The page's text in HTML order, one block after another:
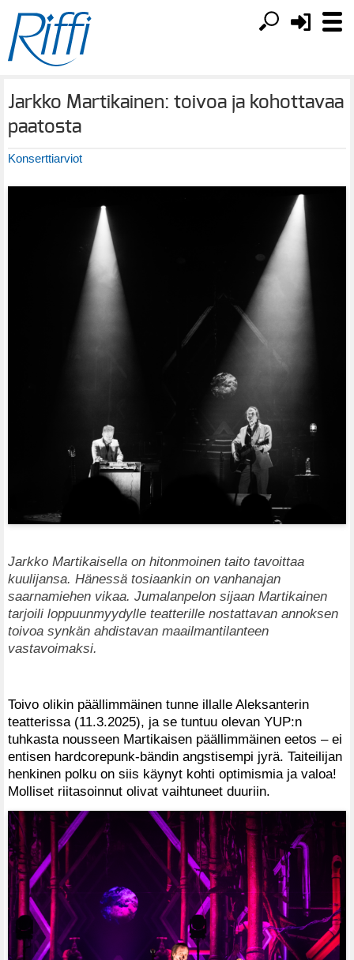
Jarkko Martikainen: toivoa ja kohottavaa
paatosta
Konserttiarviot
Jarkko Martikaisella on hitonmoinen taito tavoittaa
kuulijansa. Hänessä tosiaankin on vanhanajan
saarnamiehen vikaa. Jumalanpelon sijaan Martikainen
tarjoili loppuunmyydylle teatterille nostattavan annoksen
toivoa synkän ahdistavan maailmantilanteen
vastavoimaksi.
Toivo olikin päällimmäinen tunne illalle Aleksanterin
teatterissa (11.3.2025), ja se tuntuu olevan YUP:n
tuhkasta nousseen Martikaisen päällimmäinen eetos – ei
entisen hardcorepunk-bändin angstisempi jyrä. Taiteilijan
henkinen polku on siis käynyt kohti optimismia ja valoa!
Molliset riitasoinnut olivat vaihtuneet duuriin.